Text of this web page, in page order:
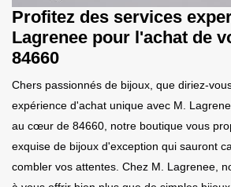
Profitez des services
Lagrenee pour l'achat de
84660
Chers passionnés de bijoux, que diriez-
expérience d'achat unique avec M.
au cœur de 84660, notre boutique vous
exquise de bijoux d'exception qui sauront
combler vos attentes. Chez M. Lagrenee,